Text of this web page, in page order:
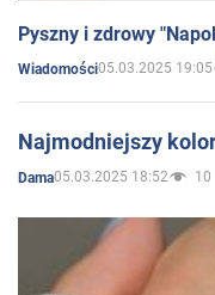
Pyszny i zdrowy
Wiadomości05.03.2025 19:05
Najmodniejszy
Dama05.03.2025 18:52 10